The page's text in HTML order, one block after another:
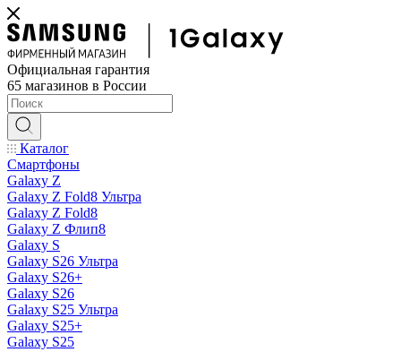
Официальная гарантия
65 магазинов в России
Каталог
Смартфоны
Galaxy Z
Galaxy Z Fold8 Ультра
Galaxy Z Fold8
Galaxy Z Флип8
Galaxy S
Galaxy S26 Ультра
Galaxy S26+
Galaxy S26
Galaxy S25 Ультра
Galaxy S25+
Galaxy S25